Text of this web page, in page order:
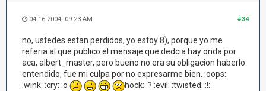
#34
04-16-2004, 09:23 AM
no, ustedes estan perdidos, yo estoy 8), porque yo me
referia al que publico el mensaje que dedcia hay onda por
aca, albert_master, pero bueno no era su obligacion haberlo
entendido, fue mi culpa por no expresarme bien. :oops:
:wink: :cry: :o
hock: :? :evil: :twisted: :!: